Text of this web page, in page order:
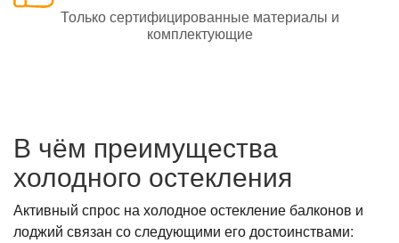
Только сертифицированные материалы и
комплектующие
В чём преимущества
холодного остекления
Активный спрос на холодное остекление балконов и
лоджий связан со следующими его достоинствами: